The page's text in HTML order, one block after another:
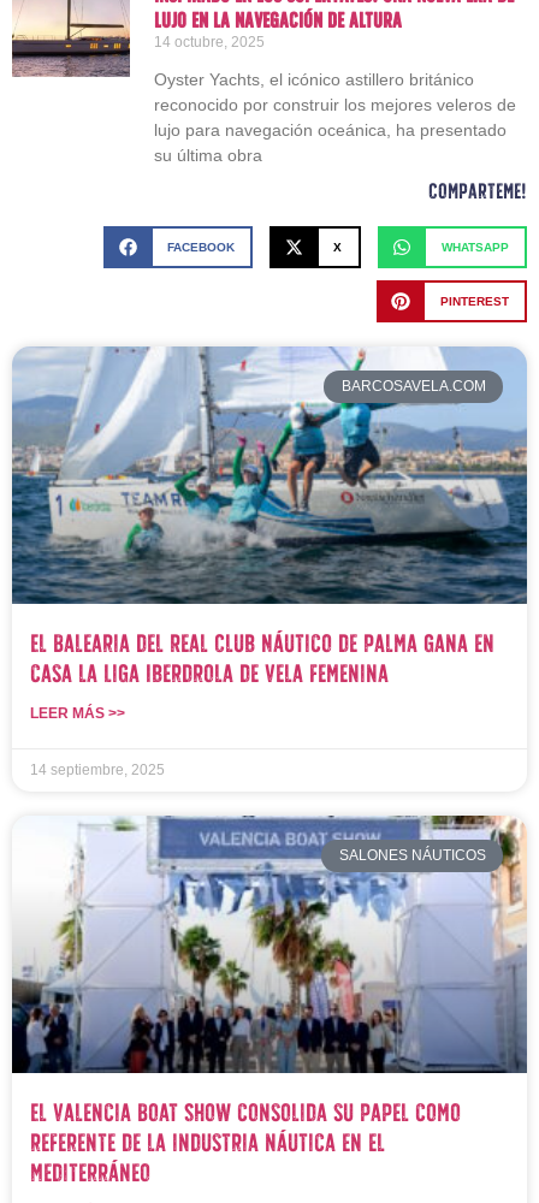
Comparteme!
FACEBOOK X WHATSAPP
PINTEREST
BARCOSAVELA.COM
El Balearia del Real Club Náutico de Palma gana en
casa la Liga Iberdrola de Vela Femenina
LEER MÁS >>
14 septiembre, 2025
SALONES NÁUTICOS
El Valencia Boat Show consolida su papel como
referente de la industria náutica en el
Mediterráneo
lujo en la navegación de altura
14 octubre, 2025
Oyster Yachts, el icónico astillero británico
reconocido por construir los mejores veleros de
lujo para navegación oceánica, ha presentado
su última obra